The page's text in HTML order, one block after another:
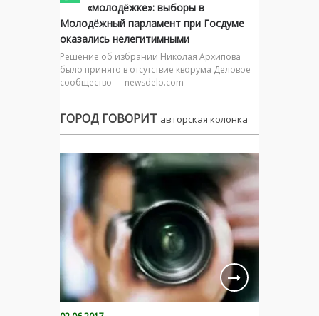
«молодёжке»: выборы в
Молодёжный парламент при Госдуме
оказались нелегитимными
Решение об избрании Николая Архипова
было принято в отсутствие кворума Деловое
сообщество — newsdelo.com
ГОРОД ГОВОРИТ авторская колонка